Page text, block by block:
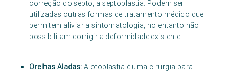
correção do septo, a septoplastia. Podem ser
utilizadas outras formas de tratamento médico que
permitem aliviar a sintomatologia, no entanto não
possibilitam corrigir a deformidade existente.
Orelhas Aladas: A otoplastia é uma cirurgia para